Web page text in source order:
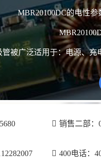
MBR20100DC的电性
管被广泛适用于：电源、
销售二部：
400电话：